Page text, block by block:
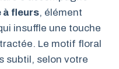
à fleurs, élément
insuffle une touche
Le motif floral
subtil, selon votre